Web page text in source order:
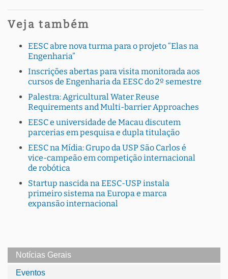
Veja também
EESC abre nova turma para o projeto “Elas na
Engenharia”
Inscrições abertas para visita monitorada aos
cursos de Engenharia da EESC do 2º semestre
Palestra: Agricultural Water Reuse
Requirements and Multi-barrier Approaches
EESC e universidade de Macau discutem
parcerias em pesquisa e dupla titulação
EESC na Mídia: Grupo da USP São Carlos é
vice-campeão em competição internacional
de robótica
Startup nascida na EESC-USP instala
primeiro sistema na Europa e marca
expansão internacional
Notícias Gerais
Eventos